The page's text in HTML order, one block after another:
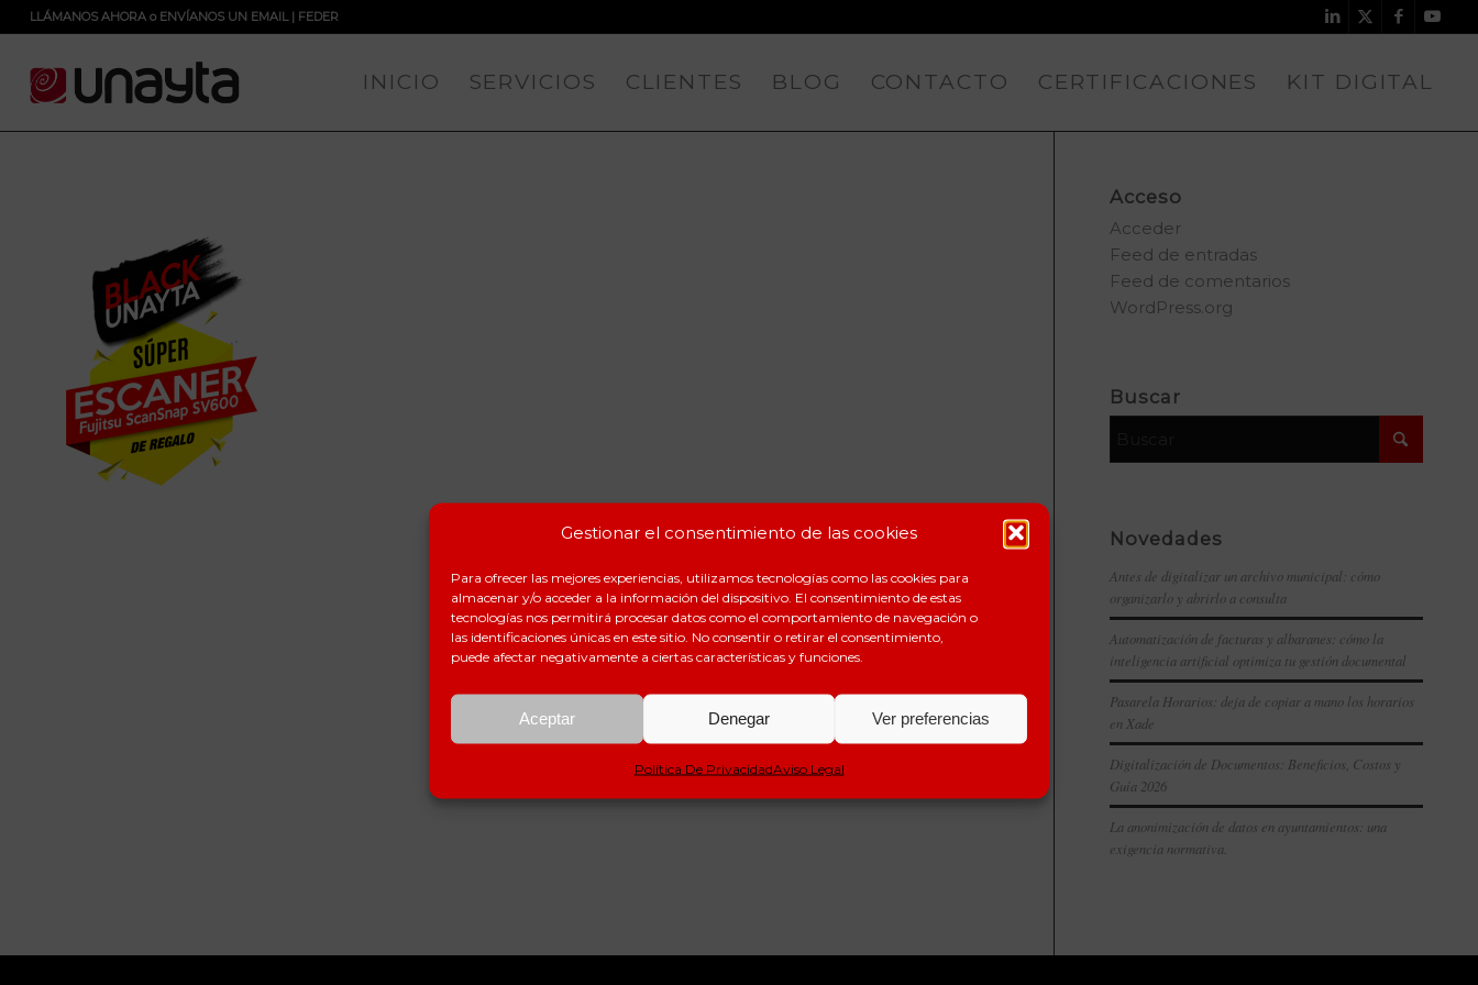
Gestionar el consentimiento de las cookies
Para ofrecer las mejores experiencias, utilizamos tecnologías como las cookies para
almacenar y/o acceder a la información del dispositivo. El consentimiento de estas
tecnologías nos permitirá procesar datos como el comportamiento de navegación o
las identificaciones únicas en este sitio. No consentir o retirar el consentimiento,
puede afectar negativamente a ciertas características y funciones.
Aceptar Denegar Ver preferencias
Política De PrivacidadAviso Legal
LLÁMANOS AHORAo ENVÍANOS UN EMAIL| FEDER
INICIO SERVICIOS CLIENTES BLOG CONTACTO CERTIFICACIONES KIT DIGITAL
Acceso
Acceder
Feed de entradas
Feed de comentarios
WordPress.org
Buscar
Novedades
Antes de digitalizar un archivo municipal: cómo
organizarlo y abrirlo a consulta
Automatización de facturas y albaranes: cómo la
inteligencia artificial optimiza tu gestión documental
Pasarela Horarios: deja de copiar a mano los horarios
en Xade
Digitalización de Documentos: Beneficios, Costos y
Guía 2026
La anonimización de datos en ayuntamientos: una
exigencia normativa.